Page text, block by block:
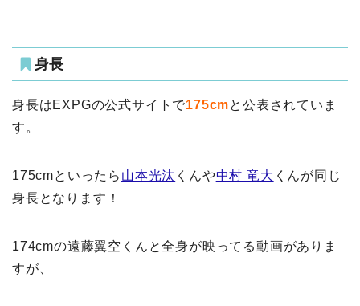
身長
身長はEXPGの公式サイトで175cmと公表されていま
す。
175cmといったら 山本光汰 くんや中村 竜大 くんが同じ
身長となります！
174cmの遠藤翼空くんと全身が映ってる動画がありま
すが、